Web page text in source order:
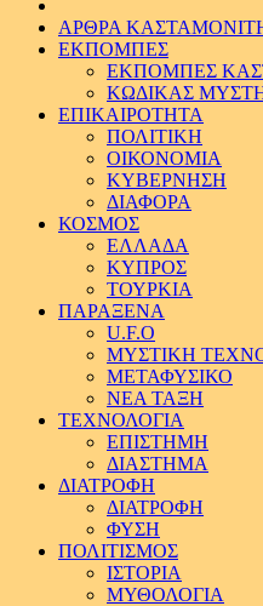
ΑΡΘΡΑ
ΕΚΠΟΜΠΕΣ
ΕΚΠΟΜΠΕΣ
ΚΩΔΙΚΑΣ
ΕΠΙΚΑΙΡΟΤΗΤΑ
ΠΟΛΙΤΙΚΗ
ΟΙΚΟΝΟΜΙΑ
ΚΥΒΕΡΝΗΣΗ
ΔΙΑΦΟΡΑ
ΚΟΣΜΟΣ
ΕΛΛΑΔΑ
ΚΥΠΡΟΣ
ΤΟΥΡΚΙΑ
ΠΑΡΑΞΕΝΑ
U.F.O
ΜΥΣΤΙΚΗ
ΜΕΤΑΦΥΣΙΚΟ
ΝΕΑ ΤΑΞΗ
ΤΕΧΝΟΛΟΓΙΑ
ΕΠΙΣΤΗΜΗ
ΔΙΑΣΤΗΜΑ
ΔΙΑΤΡΟΦΗ
ΔΙΑΤΡΟΦΗ
ΦΥΣΗ
ΠΟΛΙΤΙΣΜΟΣ
ΙΣΤΟΡΙΑ
ΜΥΘΟΛΟΓΙΑ